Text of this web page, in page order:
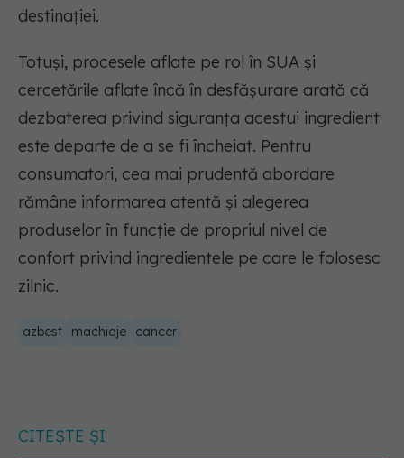
destinației.
Totuși, procesele aflate pe rol în SUA și
cercetările aflate încă în desfășurare arată că
dezbaterea privind siguranța acestui ingredient
este departe de a se fi încheiat. Pentru
consumatori, cea mai prudentă abordare
rămâne informarea atentă și alegerea
produselor în funcție de propriul nivel de
confort privind ingredientele pe care le folosesc
zilnic.
azbest machiaje cancer
CITEȘTE ȘI